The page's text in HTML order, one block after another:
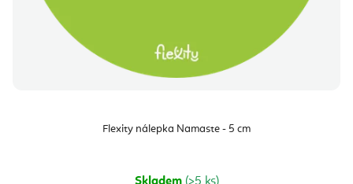
Flexity nálepka Namaste - 5 cm